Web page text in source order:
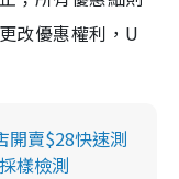
改優惠權利，U
開賣$28快速測
樣檢測